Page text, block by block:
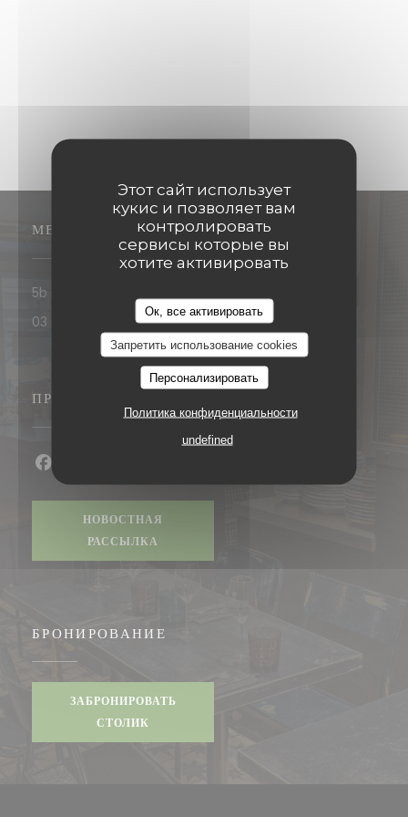
Этот сайт использует
кукис и позволяет вам
контролировать
сервисы которые вы
хотите активировать
Ок, все активировать
Запретить использование cookies
Персонализировать
Политика конфиденциальности
undefined
МЕСТО
5b Rue François de Curel 57000 METZ
03 87 67 06 92
ПРИСОЕДИНЯЙТЕСЬ К НАМ
Facebook ((открывается в новом окне))
Instagram ((открывается в новом окне))
НОВОСТНАЯ
РАССЫЛКА
БРОНИРОВАНИЕ
ЗАБРОНИРОВАТЬ
СТОЛИК